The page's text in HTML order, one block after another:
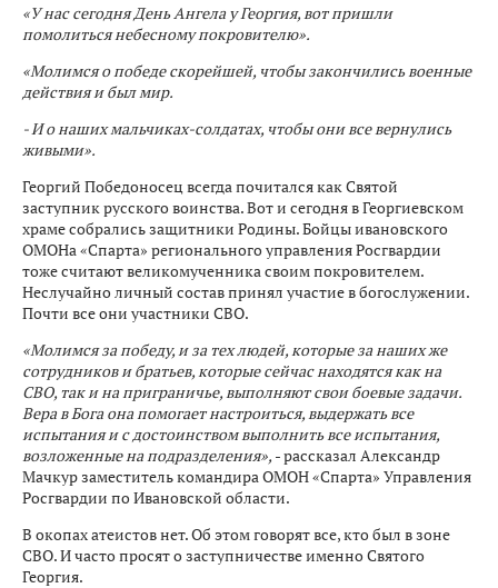
«У нас сегодня День Ангела у Георгия, вот пришли
помолиться небесному покровителю».
«Молимся о победе скорейшей, чтобы закончились военные
действия и был мир.
- И о наших мальчиках-солдатах, чтобы они все вернулись
живыми».
Георгий Победоносец всегда почитался как Святой
заступник русского воинства. Вот и сегодня в Георгиевском
храме собрались защитники Родины. Бойцы ивановского
ОМОНа «Спарта» регионального управления Росгвардии
тоже считают великомученника своим покровителем.
Неслучайно личный состав принял участие в богослужении.
Почти все они участники СВО.
«Молимся за победу, и за тех людей, которые за наших же
сотрудников и братьев, которые сейчас находятся как на
СВО, так и на приграничье, выполняют свои боевые задачи.
Вера в Бога она помогает настроиться, выдержать все
испытания и с достоинством выполнить все испытания,
возложенные на подразделения», - рассказал Александр
Мачкур заместитель командира ОМОН «Спарта» Управления
Росгвардии по Ивановской области.
В окопах атеистов нет. Об этом говорят все, кто был в зоне
СВО. И часто просят о заступничестве именно Святого
Георгия.